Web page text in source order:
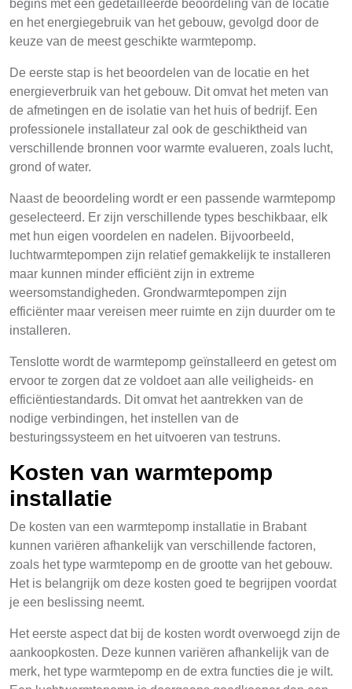
begins met een gedetailleerde beoordeling van de locatie
en het energiegebruik van het gebouw, gevolgd door de
keuze van de meest geschikte warmtepomp.
De eerste stap is het beoordelen van de locatie en het
energieverbruik van het gebouw. Dit omvat het meten van
de afmetingen en de isolatie van het huis of bedrijf. Een
professionele installateur zal ook de geschiktheid van
verschillende bronnen voor warmte evalueren, zoals lucht,
grond of water.
Naast de beoordeling wordt er een passende warmtepomp
geselecteerd. Er zijn verschillende types beschikbaar, elk
met hun eigen voordelen en nadelen. Bijvoorbeeld,
luchtwarmtepompen zijn relatief gemakkelijk te installeren
maar kunnen minder efficiënt zijn in extreme
weersomstandigheden. Grondwarmtepompen zijn
efficiënter maar vereisen meer ruimte en zijn duurder om te
installeren.
Tenslotte wordt de warmtepomp geïnstalleerd en getest om
ervoor te zorgen dat ze voldoet aan alle veiligheids- en
efficiëntiestandards. Dit omvat het aantrekken van de
nodige verbindingen, het instellen van de
besturingssysteem en het uitvoeren van testruns.
Kosten van warmtepomp
installatie
De kosten van een warmtepomp installatie in Brabant
kunnen variëren afhankelijk van verschillende factoren,
zoals het type warmtepomp en de grootte van het gebouw.
Het is belangrijk om deze kosten goed te begrijpen voordat
je een beslissing neemt.
Het eerste aspect dat bij de kosten wordt overwoegd zijn de
aankoopkosten. Deze kunnen variëren afhankelijk van de
merk, het type warmtepomp en de extra functies die je wilt.